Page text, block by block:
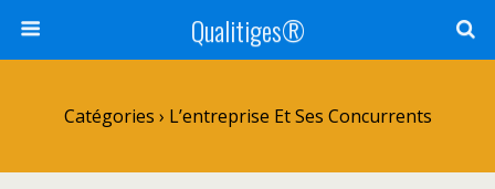
Qualitiges®
Catégories › L’entreprise Et Ses Concurrents